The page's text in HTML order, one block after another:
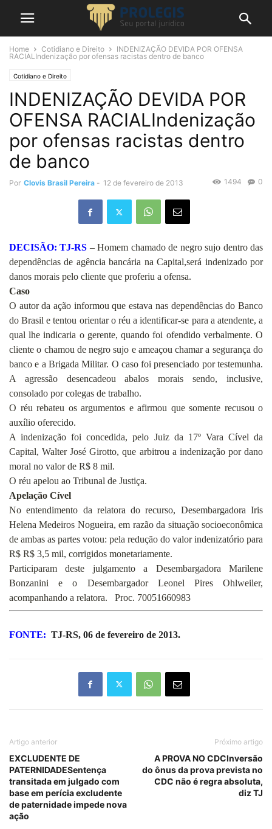
Home Cotidiano e Direito
INDENIZAÇÃO DEVIDA POR OFENSA
RACIALIndenização por ofensas racistas dentro de banco
Cotidiano e Direito
INDENIZAÇÃO DEVIDA POR
OFENSA RACIALIndenização
por ofensas racistas dentro
de banco
Por Clovis Brasil Pereira - 12 de fevereiro de 2013 0
1494
DECISÃO: TJ-RS – Homem chamado de negro sujo dentro das
dependências de agência bancária na Capital,será indenizado por
danos morais pelo cliente que proferiu a ofensa.
Caso
O autor da ação informou que estava nas dependências do Banco
do Brasil e tentou orientar o réu a identificar-se para a atendente, a
qual lhe indicaria o gerente, quando foi ofendido verbalmente. O
cliente o chamou de negro sujo e ameaçou chamar a segurança do
banco e a Brigada Militar. O caso foi presenciado por testemunha.
A agressão desencadeou abalos morais sendo, inclusive,
consolado por colegas de trabalho.
O réu rebateu os argumentos e afirmou que somente recusou o
auxílio oferecido.
A indenização foi concedida, pelo Juiz da 17º Vara Cível da
Capital, Walter José Girotto, que arbitrou a indenização por dano
moral no valor de R$ 8 mil.
O réu apelou ao Tribunal de Justiça.
Apelação Cível
No entendimento da relatora do recurso, Desembargadora Iris
Helena Medeiros Nogueira, em razão da situação socioeconômica
de ambas as partes votou: pela redução do valor indenizatório para
R$ R$ 3,5 mil, corrigidos monetariamente.
Participaram deste julgamento a Desembargadora Marilene
Bonzanini e o Desembargador Leonel Pires Ohlweiler,
acompanhando a relatora. Proc. 70051660983
FONTE: TJ-RS, 06 de fevereiro de 2013.
Artigo anterior
EXCLUDENTE DE
PATERNIDADESentença
transitada em julgado com
base em perícia excludente
de paternidade impede nova
ação
Próximo artigo
A PROVA NO CDCInversão
do ônus da prova prevista no
CDC não é regra absoluta,
diz TJ